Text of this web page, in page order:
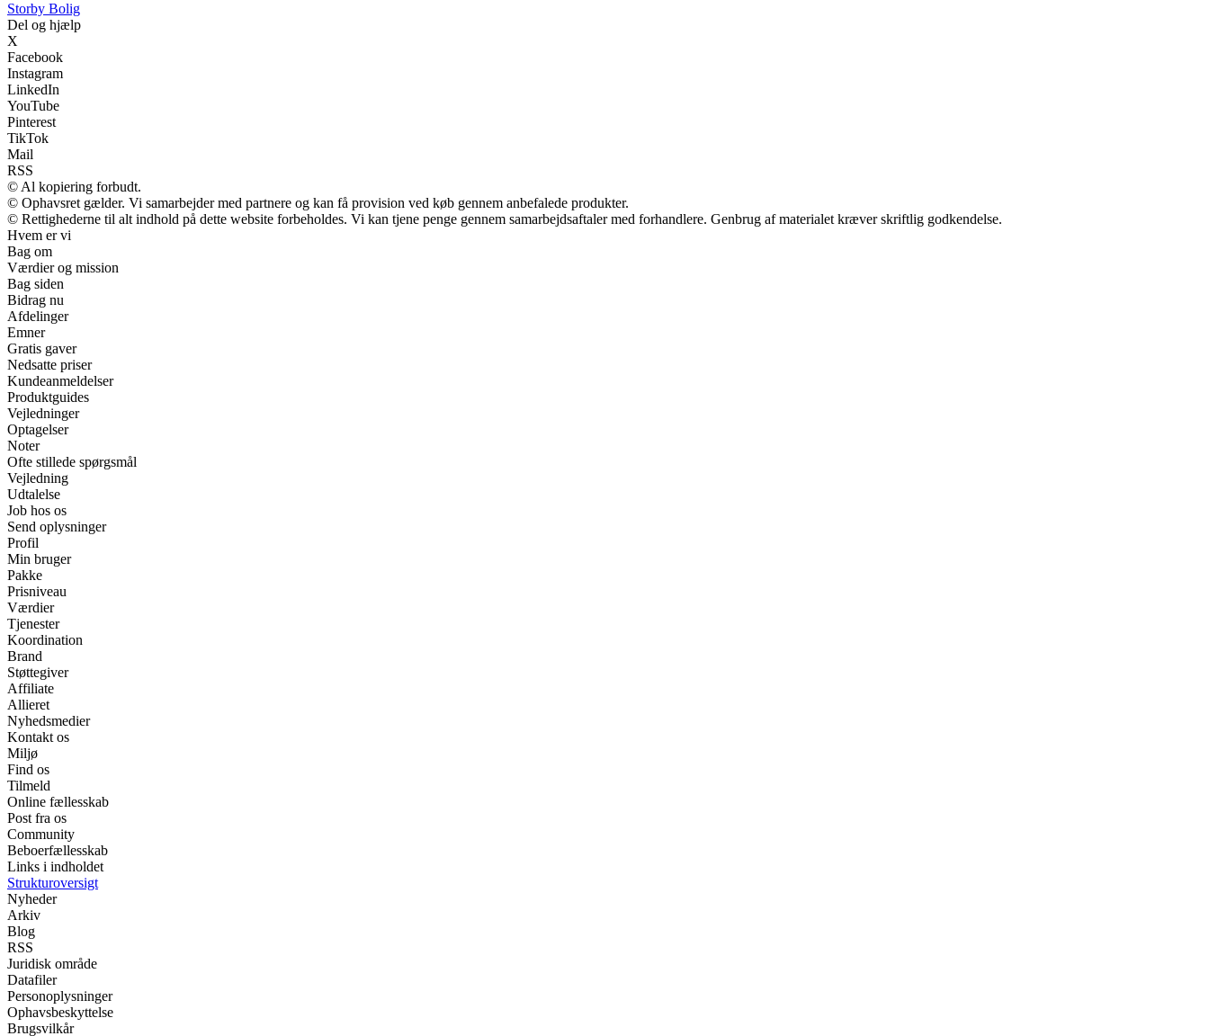
Storby Bolig
Del og hjælp
X
Facebook
Instagram
LinkedIn
YouTube
Pinterest
TikTok
Mail
RSS
© Al kopiering forbudt.
© Ophavsret gælder. Vi samarbejder med partnere og kan få provision ved køb gennem anbefalede produkter.
© Rettighederne til alt indhold på dette website forbeholdes. Vi kan tjene penge gennem samarbejdsaftaler med forhandlere. Genbrug af materialet kræver skriftlig godkendelse.
Hvem er vi
Bag om
Værdier og mission
Bag siden
Bidrag nu
Afdelinger
Emner
Gratis gaver
Nedsatte priser
Kundeanmeldelser
Produktguides
Vejledninger
Optagelser
Noter
Ofte stillede spørgsmål
Vejledning
Udtalelse
Job hos os
Send oplysninger
Profil
Min bruger
Pakke
Prisniveau
Værdier
Tjenester
Koordination
Brand
Støttegiver
Affiliate
Allieret
Nyhedsmedier
Kontakt os
Miljø
Find os
Tilmeld
Online fællesskab
Post fra os
Community
Beboerfællesskab
Links i indholdet
Strukturoversigt
Nyheder
Arkiv
Blog
RSS
Juridisk område
Datafiler
Personoplysninger
Ophavsbeskyttelse
Brugsvilkår